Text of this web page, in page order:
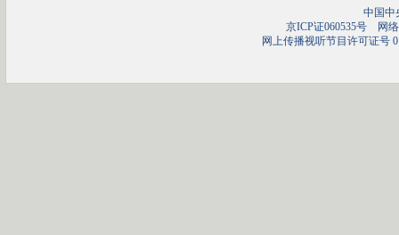
中国中
京ICP证060535号网络
网上传播视听节目许可证号